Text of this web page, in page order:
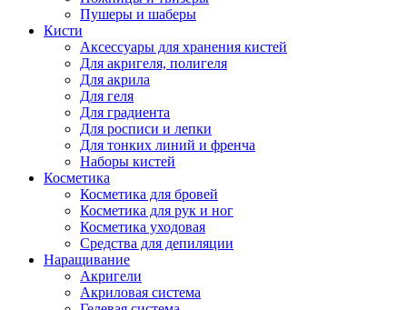
Пушеры и шаберы
Кисти
Аксессуары для хранения кистей
Для акригеля, полигеля
Для акрила
Для геля
Для градиента
Для росписи и лепки
Для тонких линий и френча
Наборы кистей
Косметика
Косметика для бровей
Косметика для рук и ног
Косметика уходовая
Средства для депиляции
Наращивание
Акригели
Акриловая система